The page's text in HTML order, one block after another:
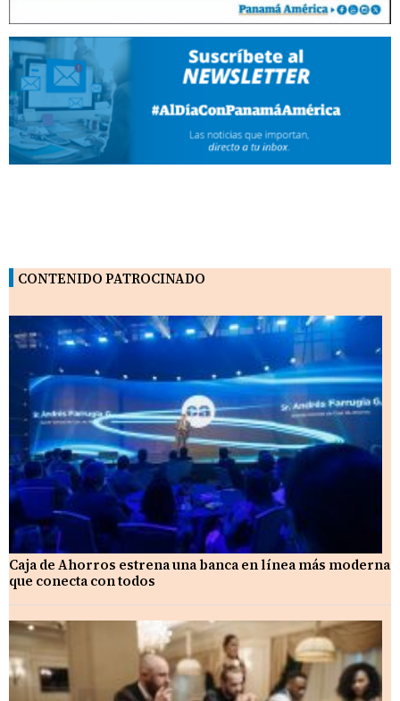
CONTENIDO PATROCINADO
Caja de Ahorros estrena una banca en línea más moderna
que conecta con todos